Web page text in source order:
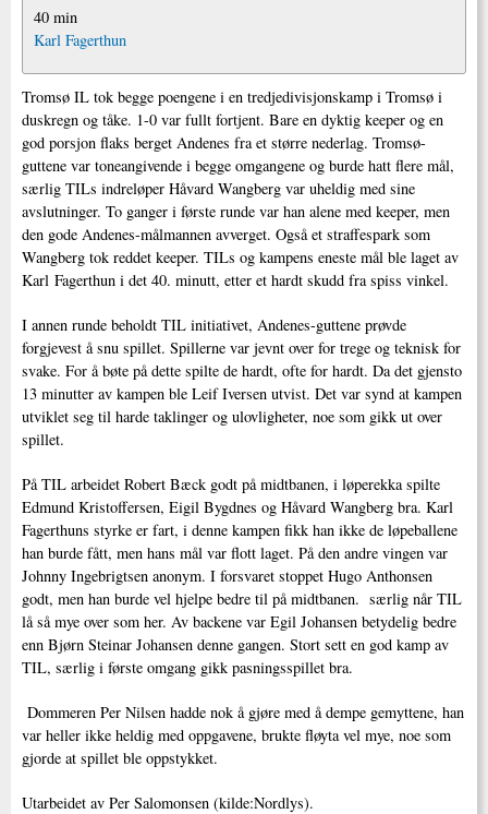
40 min
Karl Fagerthun
Tromsø IL tok begge poengene i en tredjedivisjonskamp i Tromsø i
duskregn og tåke. 1-0 var fullt fortjent. Bare en dyktig keeper og en
god porsjon flaks berget Andenes fra et større nederlag. Tromsø-
guttene var toneangivende i begge omgangene og burde hatt flere mål,
særlig TILs indreløper Håvard Wangberg var uheldig med sine
avslutninger. To ganger i første runde var han alene med keeper, men
den gode Andenes-målmannen avverget. Også et straffespark som
Wangberg tok reddet keeper. TILs og kampens eneste mål ble laget av
Karl Fagerthun i det 40. minutt, etter et hardt skudd fra spiss vinkel.
I annen runde beholdt TIL initiativet, Andenes-guttene prøvde
forgjevest å snu spillet. Spillerne var jevnt over for trege og teknisk for
svake. For å bøte på dette spilte de hardt, ofte for hardt. Da det gjensto
13 minutter av kampen ble Leif Iversen utvist. Det var synd at kampen
utviklet seg til harde taklinger og ulovligheter, noe som gikk ut over
spillet.
På TIL arbeidet Robert Bæck godt på midtbanen, i løperekka spilte
Edmund Kristoffersen, Eigil Bygdnes og Håvard Wangberg bra. Karl
Fagerthuns styrke er fart, i denne kampen fikk han ikke de løpeballene
han burde fått, men hans mål var flott laget. På den andre vingen var
Johnny Ingebrigtsen anonym. I forsvaret stoppet Hugo Anthonsen
godt, men han burde vel hjelpe bedre til på midtbanen. særlig når TIL
lå så mye over som her. Av backene var Egil Johansen betydelig bedre
enn Bjørn Steinar Johansen denne gangen. Stort sett en god kamp av
TIL, særlig i første omgang gikk pasningsspillet bra.
Dommeren Per Nilsen hadde nok å gjøre med å dempe gemyttene, han
var heller ikke heldig med oppgavene, brukte fløyta vel mye, noe som
gjorde at spillet ble oppstykket.
Utarbeidet av Per Salomonsen (kilde:Nordlys).